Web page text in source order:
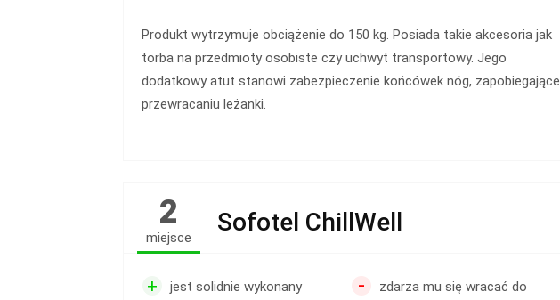
Produkt wytrzymuje obciążenie do 150 kg. Posiada takie akcesoria jak
torba na przedmioty osobiste czy uchwyt transportowy. Jego
dodatkowy atut stanowi zabezpieczenie końcówek nóg, zapobiegające
przewracaniu leżanki.
2
miejsce
Sofotel ChillWell
+ jest solidnie wykonany -
zdarza mu się wracać do